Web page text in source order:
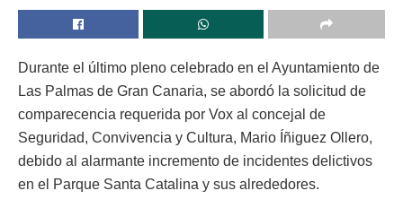
Durante el último pleno celebrado en el Ayuntamiento de
Las Palmas de Gran Canaria, se abordó la solicitud de
comparecencia requerida por Vox al concejal de
Seguridad, Convivencia y Cultura, Mario Íñiguez Ollero,
debido al alarmante incremento de incidentes delictivos
en el Parque Santa Catalina y sus alrededores.